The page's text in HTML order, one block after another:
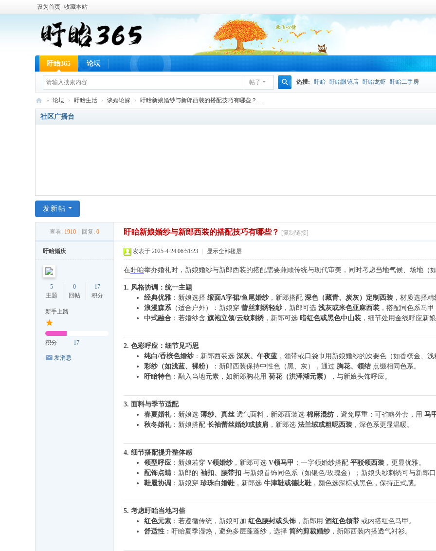
设为首页 收藏本站
盱眙365 论坛
帖子
索
热搜: 盱眙 盱眙眼镜店 盱眙龙虾 盱眙二手房
盱
» 论坛 › 盱眙生活 › 谈婚论嫁 › 盱眙新娘婚纱与新郎西装的搭配技巧有哪些？ ...
社区广播台
发新帖
查看: 1910 回复: 0 盱眙新娘婚纱与新郎西装的搭配技巧有哪些？ [复制链接]
盱眙婚庆
5
主题
0
回帖
17
积分
新手上路
积分 17
发消息
发表于 2025-4-24 06:51:23 显示全部楼层
在盱眙举办婚礼时，新娘婚纱与新郎西装的搭配需要兼顾传统与现代审美，同时考虑当地气候、场地（
1. 风格协调：统一主题
经典优雅：新娘选择 缎面A字裙/鱼尾婚纱，新郎搭配 深色（藏青、炭灰）定制西装 ，材质选择
浪漫森系（适合户外）：新娘穿 蕾丝刺绣轻纱，新郎可选 浅灰或米色亚麻西装 ，搭配同色系马甲
中式融合 ：若婚纱含 旗袍立领/云纹刺绣 ，新郎可选 暗红色或黑色中山装 ，细节处用金线呼应新娘
2. 色彩呼应：细节见巧思
纯白/香槟色婚纱：新郎西装选 深灰、午夜蓝 ，领带或口袋巾用新娘婚纱的次要色（如香槟金、浅
彩纱（如浅蓝、裸粉）
：新郎西装保持中性色（黑、灰），通过 胸花、领结 点缀相同色系。
盱眙特色：融入当地元素，如新郎胸花用 荷花（洪泽湖元素） ，与新娘头饰呼应。
3. 面料与季节适配
春夏婚礼：新娘选 薄纱、真丝 透气面料，新郎西装选 棉麻混纺 ，避免厚重；可省略外套，用 马
秋冬婚礼：新娘搭配 长袖蕾丝婚纱或披肩 ，新郎选 法兰绒或粗呢西装 ，深色系更显温暖。
4. 细节搭配提升整体感
领型呼应 ：新娘若穿 V领婚纱，新郎可选 V领马甲 ；一字领婚纱搭配 平驳领西装 ，更显优雅。
配饰点睛 ：新郎的 袖扣、腰带扣 与新娘首饰同色系（如银色/玫瑰金）；新娘头纱刺绣可与新郎口
鞋履协调 ：新娘穿 珍珠白婚鞋 ，新郎选 牛津鞋或德比鞋 ，颜色选深棕或黑色，保持正式感。
5. 考虑盱眙当地习俗
红色元素 ：若遵循传统，新娘可加 红色腰封或头饰 ，新郎用 酒红色领带 或内搭红色马甲。
舒适性 ：盱眙夏季湿热，避免多层蓬蓬纱，选择 简约剪裁婚纱，新郎西装内搭透气衬衫。